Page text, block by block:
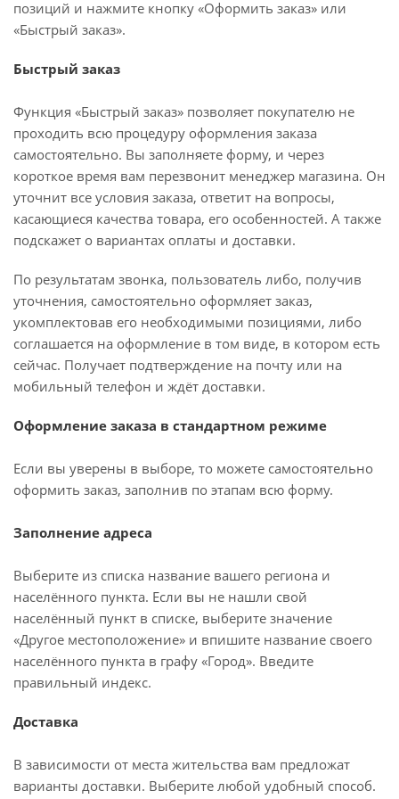
позиций и нажмите кнопку «Оформить заказ» или
«Быстрый заказ».
Быстрый заказ
Функция «Быстрый заказ» позволяет покупателю не
проходить всю процедуру оформления заказа
самостоятельно. Вы заполняете форму, и через
короткое время вам перезвонит менеджер магазина. Он
уточнит все условия заказа, ответит на вопросы,
касающиеся качества товара, его особенностей. А также
подскажет о вариантах оплаты и доставки.
По результатам звонка, пользователь либо, получив
уточнения, самостоятельно оформляет заказ,
укомплектовав его необходимыми позициями, либо
соглашается на оформление в том виде, в котором есть
сейчас. Получает подтверждение на почту или на
мобильный телефон и ждёт доставки.
Оформление заказа в стандартном режиме
Если вы уверены в выборе, то можете самостоятельно
оформить заказ, заполнив по этапам всю форму.
Заполнение адреса
Выберите из списка название вашего региона и
населённого пункта. Если вы не нашли свой
населённый пункт в списке, выберите значение
«Другое местоположение» и впишите название своего
населённого пункта в графу «Город». Введите
правильный индекс.
Доставка
В зависимости от места жительства вам предложат
варианты доставки. Выберите любой удобный способ.